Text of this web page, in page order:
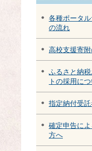
各種ポータ
の流れ
高校支援寄
ふるさと納
トの採用に
指定納付受
確定申告に
方へ